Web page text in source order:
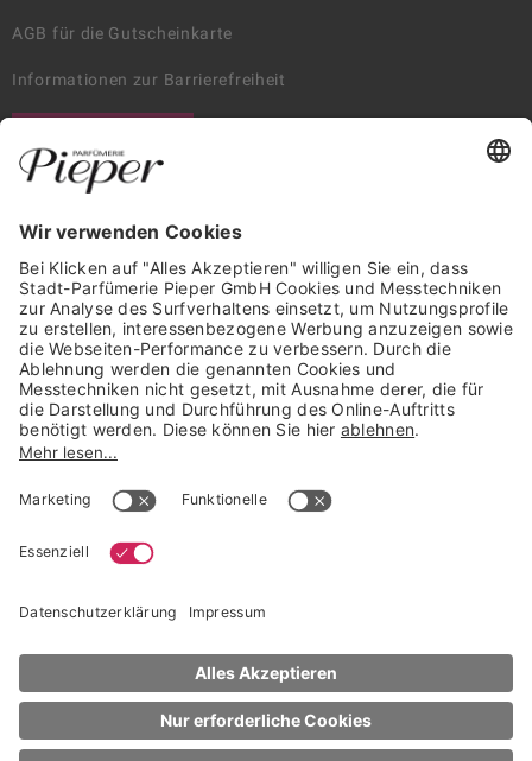
Multi-Active Jour
Crème Toutes peaux - Glättende Tagescreme für das Gesicht, für
jeden Hauttyp
AGB für die Gutscheinkarte
Informationen zur Barrierefreiheit
Trusted Shops Mitglied seit 2010
* unverbindliche Preisempfehlung der Verbundgruppe beauty alliance
NACH OBEN